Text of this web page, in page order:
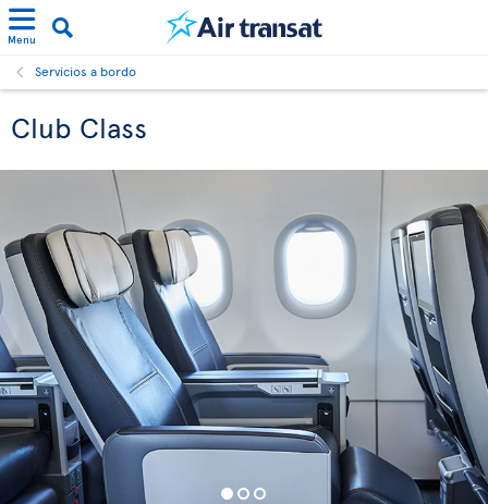
Menu
Servicios a bordo
Club Class